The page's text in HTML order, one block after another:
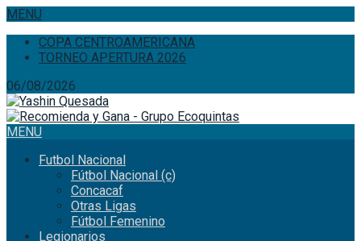
MENU
COPA CENTROAMERICANA
TORNEO APERTURA 2026
06/08/2026
MENU
Futbol Nacional
Fútbol Nacional (c)
Concacaf
Otras Ligas
Fútbol Femenino
Legionarios